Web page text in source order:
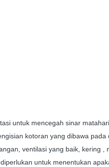
untuk mencegah sinar
kotoran yang dibawa
ventilasi yang baik, kering ,
untuk menentukan